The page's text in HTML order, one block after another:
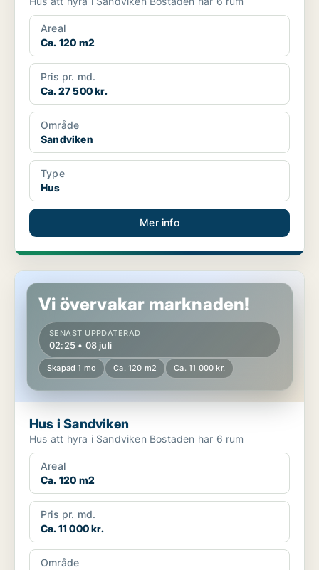
Areal
Ca. 120 m2
Pris pr. md.
Ca. 27 500 kr.
Område
Sandviken
Type
Hus
Mer info
Hus i Sandviken
Vi övervakar marknaden!
SENAST UPPDATERAD
02:25 • 08 juli
Skapad 1 mo Ca. 120 m2 Ca. 11 000 kr.
Hus i Sandviken
Hus att hyra i Sandviken Bostaden har 6 rum
Areal
Ca. 120 m2
Pris pr. md.
Ca. 11 000 kr.
Område